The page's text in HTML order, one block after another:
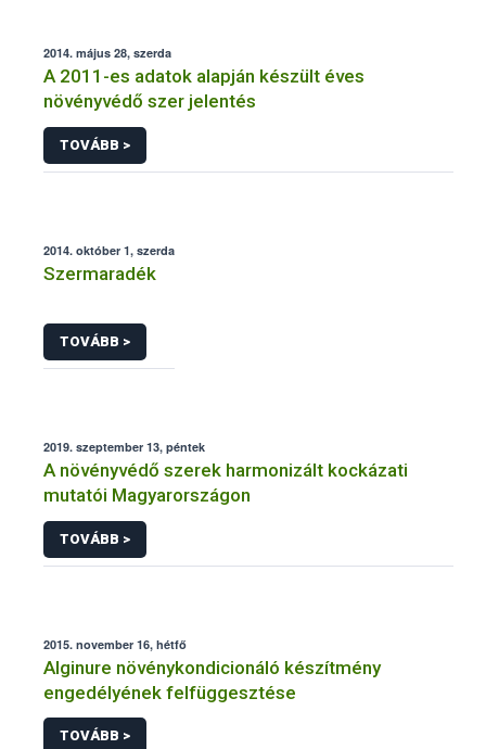
2014. május 28, szerda
A 2011-es adatok alapján készült éves
növényvédő szer jelentés
TOVÁBB >
2014. október 1, szerda
Szermaradék
TOVÁBB >
2019. szeptember 13, péntek
A növényvédő szerek harmonizált kockázati
mutatói Magyarországon
TOVÁBB >
2015. november 16, hétfő
Alginure növénykondicionáló készítmény
engedélyének felfüggesztése
TOVÁBB >